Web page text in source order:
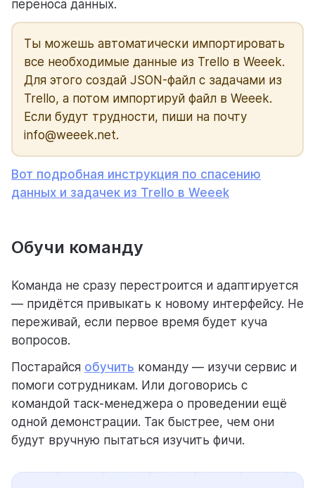
переноса данных.
Ты можешь автоматически импортировать
все необходимые данные из Trello в Weeek.
Для этого создай JSON-файл с задачами из
Trello, а потом импортируй файл в Weeek.
Если будут трудности, пиши на почту
info@weeek.net.
Вот подробная инструкция по спасению
данных и задачек из Trello в Weeek
Обучи команду
Команда не сразу перестроится и адаптируется
— придётся привыкать к новому интерфейсу. Не
переживай, если первое время будет куча
вопросов.
Постарайся обучить команду — изучи сервис и
помоги сотрудникам. Или договорись с
командой таск-менеджера о проведении ещё
одной демонстрации. Так быстрее, чем они
будут вручную пытаться изучить фичи.